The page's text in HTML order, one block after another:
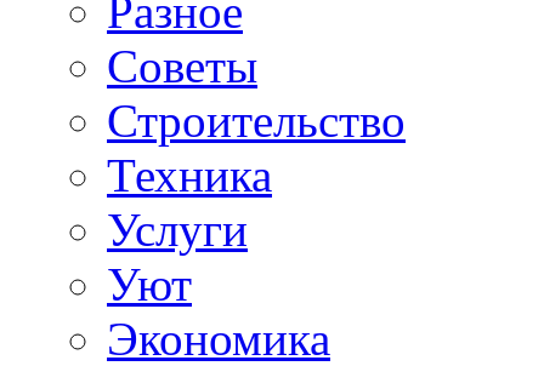
Разное
Советы
Строительство
Техника
Услуги
Уют
Экономика